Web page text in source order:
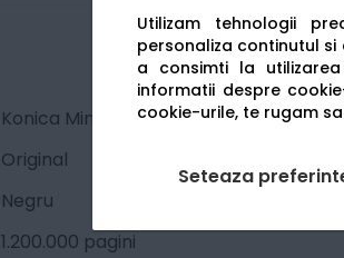
Utilizam tehnologii
personaliza continutul
a consimti la
informatii despre
cookie-urile, te rugam sa
Seteaza
Konica Minolta
Original
Negru
1.200.000 pagini